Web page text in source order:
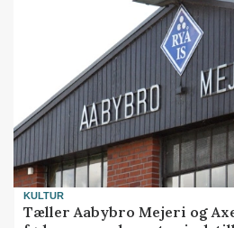
KULTUR
Tæller Aabybro Mejeri og